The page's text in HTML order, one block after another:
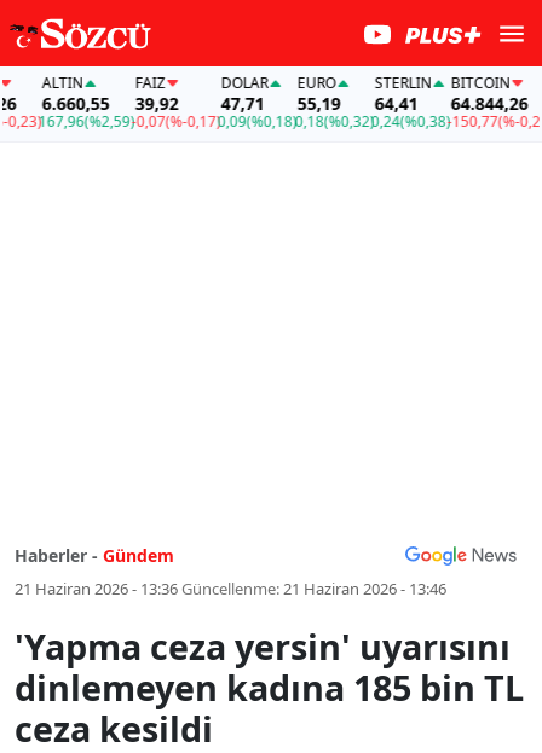
ALTIN
6.660,55
167,96(%2,59)
FAİZ
39,92
-0,07(%-0,17)
DOLAR
47,71
0,09(%0,18)
EURO
55,19
0,18(%0,32)
STERLIN
64,41
0,24(%0,38)
BITCOIN
64.844,26
-150,77(%-0,23)
Haberler - Gündem
21 Haziran 2026 - 13:36Güncellenme:21 Haziran 2026 - 13:46
'Yapma ceza yersin' uyarısını
dinlemeyen kadına 185 bin TL
ceza kesildi